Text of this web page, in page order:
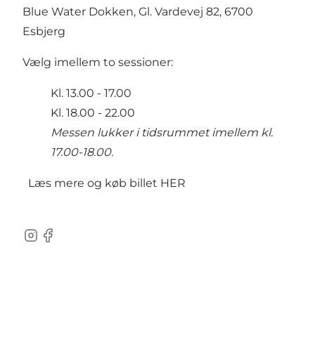
Blue Water Dokken, Gl. Vardevej 82, 6700
Esbjerg
Vælg imellem to sessioner:
Kl. 13.00 - 17.00
Kl. 18.00 - 22.00
Messen lukker i tidsrummet imellem kl.
17.00-18.00.
Læs mere og køb billet HER
Instagram
Facebook